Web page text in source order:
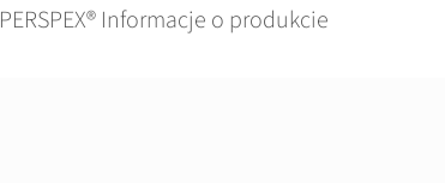
PERSPEX® Informacje o produkcie